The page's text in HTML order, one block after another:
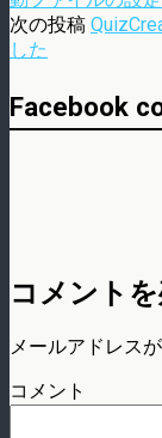
次の投稿
した
Facebook
コメント
メールアドレス
コメント